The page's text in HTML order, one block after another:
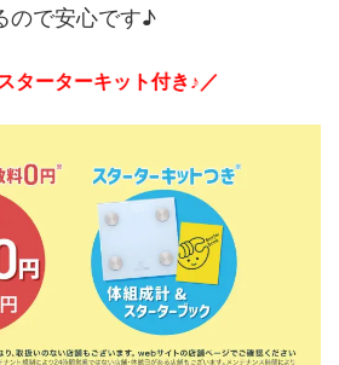
ので安心です♪
ターターキット付き♪／